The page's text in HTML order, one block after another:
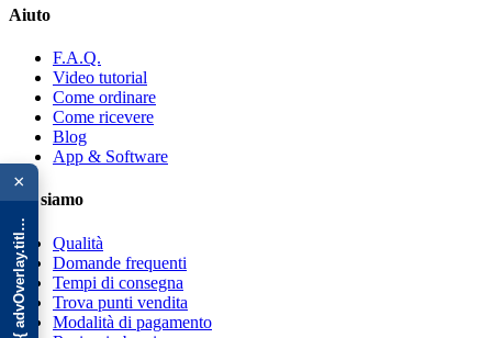
×
{{ advOverlay.title || 'Promo' }}
Aiuto
F.A.Q.
Video tutorial
Come ordinare
Come ricevere
Blog
App & Software
Chi siamo
Qualità
Domande frequenti
Tempi di consegna
Trova punti vendita
Modalità di pagamento